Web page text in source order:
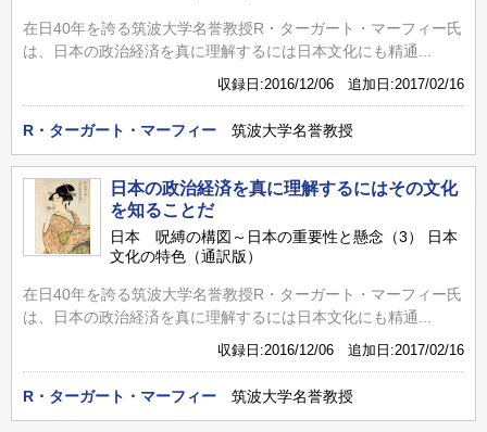
在日40年を誇る筑波大学名誉教授R・ターガート・マーフィー氏
は、日本の政治経済を真に理解するには日本文化にも精通...
収録日:2016/12/06 追加日:2017/02/16
R・ターガート・マーフィー 筑波大学名誉教授
日本の政治経済を真に理解するにはその文化
を知ることだ
日本 呪縛の構図～日本の重要性と懸念（3） 日本
文化の特色（通訳版）
在日40年を誇る筑波大学名誉教授R・ターガート・マーフィー氏
は、日本の政治経済を真に理解するには日本文化にも精通...
収録日:2016/12/06 追加日:2017/02/16
R・ターガート・マーフィー 筑波大学名誉教授